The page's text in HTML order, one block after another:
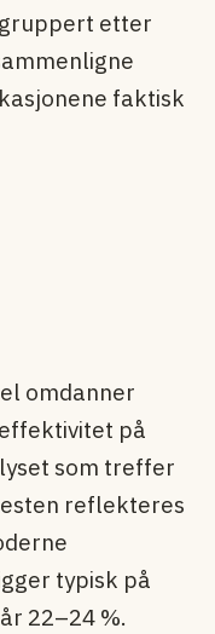
etter
faktisk
omdanner
på
som treffer
reflekteres
typisk på
22–24 %.